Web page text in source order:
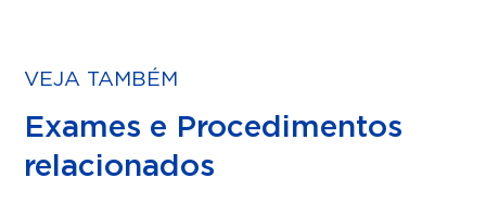
VEJA TAMBÉM
Exames e Procedimentos
relacionados